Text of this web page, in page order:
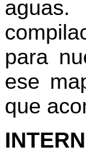
para
ese
que